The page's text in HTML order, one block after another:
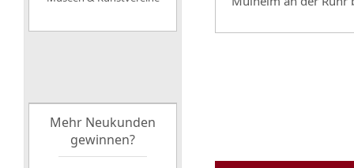
Mehr Neukunden
gewinnen?